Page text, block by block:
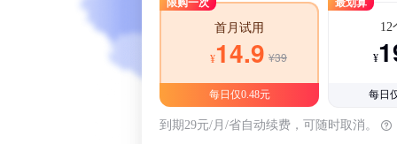
首月试用
¥14.9 ¥39
每日仅0.48元
12
¥
每日
到期29元/月/省自动续费，可随时取消。